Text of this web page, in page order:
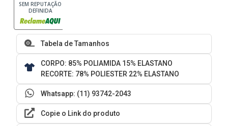
SEM REPUTAÇÃO
DEFINIDA
Tabela de Tamanhos
CORPO: 85% POLIAMIDA 15% ELASTANO
RECORTE: 78% POLIESTER 22% ELASTANO
Whatsapp: (11) 93742-2043
Copie o Link do produto